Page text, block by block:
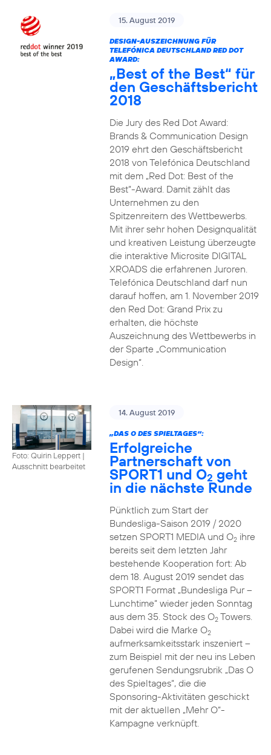
15. August 2019
DESIGN-AUSZEICHNUNG FÜR
TELEFÓNICA DEUTSCHLAND RED DOT
AWARD:
„Best of the Best“ für
den Geschäftsbericht
2018
Die Jury des Red Dot Award:
Brands & Communication Design
2019 ehrt den Geschäftsbericht
2018 von Telefónica Deutschland
mit dem „Red Dot: Best of the
Best“-Award. Damit zählt das
Unternehmen zu den
Spitzenreitern des Wettbewerbs.
Mit ihrer sehr hohen Designqualität
und kreativen Leistung überzeugte
die interaktive Microsite DIGITAL
XROADS die erfahrenen Juroren.
Telefónica Deutschland darf nun
darauf hoffen, am 1. November 2019
den Red Dot: Grand Prix zu
erhalten, die höchste
Auszeichnung des Wettbewerbs in
der Sparte „Communication
Design“.
Foto: Quirin Leppert |
Ausschnitt bearbeitet
14. August 2019
„DAS O DES SPIELTAGES“:
Erfolgreiche
Partnerschaft von
SPORT1 und O2 geht
in die nächste Runde
Pünktlich zum Start der
Bundesliga-Saison 2019 / 2020
setzen SPORT1 MEDIA und O2ihre
bereits seit dem letzten Jahr
bestehende Kooperation fort: Ab
dem 18. August 2019 sendet das
SPORT1 Format „Bundesliga Pur –
Lunchtime“ wieder jeden Sonntag
aus dem 35. Stock des O2Towers.
Dabei wird die Marke O2
aufmerksamkeitsstark inszeniert –
zum Beispiel mit der neu ins Leben
gerufenen Sendungsrubrik „Das O
des Spieltages“, die die
Sponsoring-Aktivitäten geschickt
mit der aktuellen „Mehr O“-
Kampagne verknüpft.